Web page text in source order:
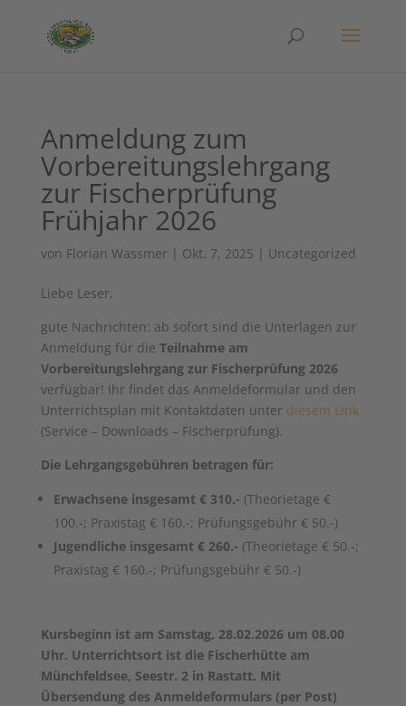
Anmeldung zum
Vorbereitungslehrgang
zur Fischerprüfung
Frühjahr 2026
von Florian Wassmer | Okt. 7, 2025 | Uncategorized
Liebe Leser,
gute Nachrichten: ab sofort sind die Unterlagen zur
Anmeldung für die Teilnahme am
Vorbereitungslehrgang zur Fischerprüfung 2026
verfügbar! Ihr findet das Anmeldeformular und den
Unterrichtsplan mit Kontaktdaten unter diesem Link
(Service – Downloads – Fischerprüfung).
Die Lehrgangsgebühren betragen für:
Erwachsene insgesamt € 310.- (Theorietage €
100.-; Praxistag € 160.-; Prüfungsgebühr € 50.-)
Jugendliche insgesamt € 260.- (Theorietage € 50.-;
Praxistag € 160.-; Prüfungsgebühr € 50.-)
Kursbeginn ist am Samstag, 28.02.2026 um 08.00
Uhr. Unterrichtsort ist die Fischerhütte am
Münchfeldsee, Seestr. 2 in Rastatt. Mit
Übersendung des Anmeldeformulars (per Post)